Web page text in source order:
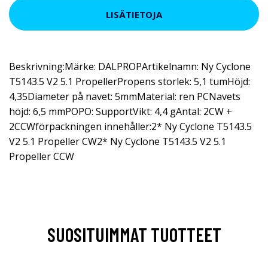
LISÄTIETOJA
Beskrivning:Märke: DALPROPArtikelnamn: Ny Cyclone
T5143.5 V2 5.1 PropellerPropens storlek: 5,1 tumHöjd:
4,35Diameter på navet: 5mmMaterial: ren PCNavets
höjd: 6,5 mmPOPO: SupportVikt: 4,4 gAntal: 2CW +
2CCWförpackningen innehåller:2* Ny Cyclone T5143.5
V2 5.1 Propeller CW2* Ny Cyclone T5143.5 V2 5.1
Propeller CCW
SUOSITUIMMAT TUOTTEET